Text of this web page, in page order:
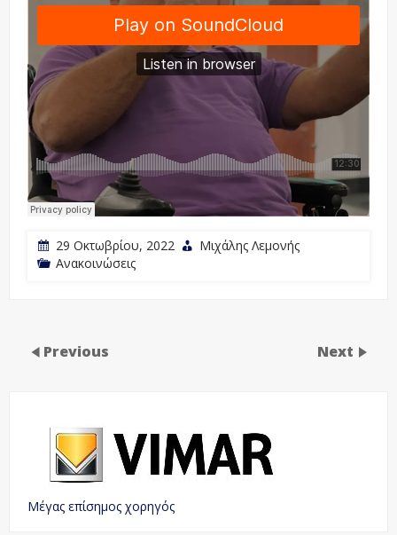
29 Οκτωβρίου, 2022
Μιχάλης Λεμονής
Ανακοινώσεις
Previous Next
Μέγας επίσημος χορηγός